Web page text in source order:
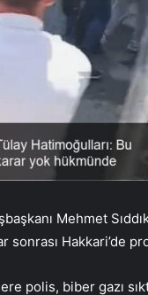
Mehmet Sıddık
sonrası Hakkari’de
polis, biber gazı